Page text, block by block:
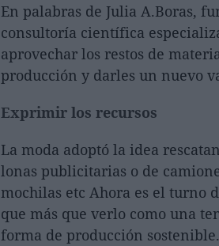
En palabras de Julia A.Boras,
consultoría científica
aprovechar los restos de
producción y darles un nuevo
Exprimir los recursos
La moda adoptó la idea
lonas publicitarias o de
mochilas etc Ahora es el turno
que más que verlo como una
forma de producción